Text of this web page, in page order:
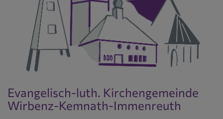
Evangelisch-luth. Kirchengemeinde
Wirbenz-Kemnath-Immenreuth